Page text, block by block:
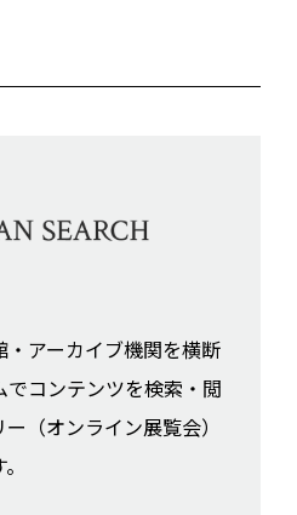
アーカイブ機関を横断
でコンテンツを検索・閲
（オンライン展覧会）